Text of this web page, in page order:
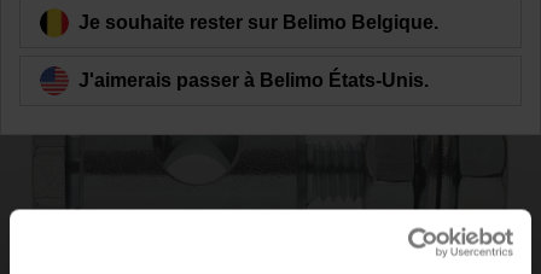
Je souhaite rester sur Belimo Belgique.
J'aimerais passer à Belimo États-Unis.